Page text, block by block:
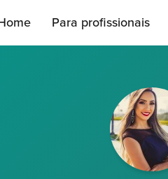
Para profissionais